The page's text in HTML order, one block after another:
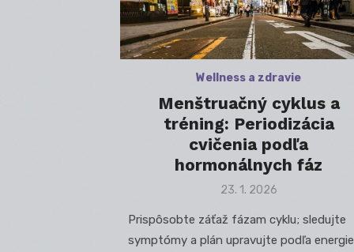
Wellness a zdravie
Menštruačný cyklus a
tréning: Periodizácia
cvičenia podľa
hormonálnych fáz
Posted
23. 1. 2026
Prispôsobte záťaž fázam cyklu; sledujte
symptómy a plán upravujte podľa